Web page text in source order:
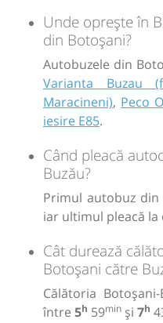
Unde oprește în
din Botoșani?
Autobuzele din
Varianta Buzau
Maracineni), Peco
iesire E85.
Când pleacă
Buzău?
Primul autobuz din
iar ultimul pleacă la
Cât durează
Botoșani către
Călătoria
între 5h 59min și 7h